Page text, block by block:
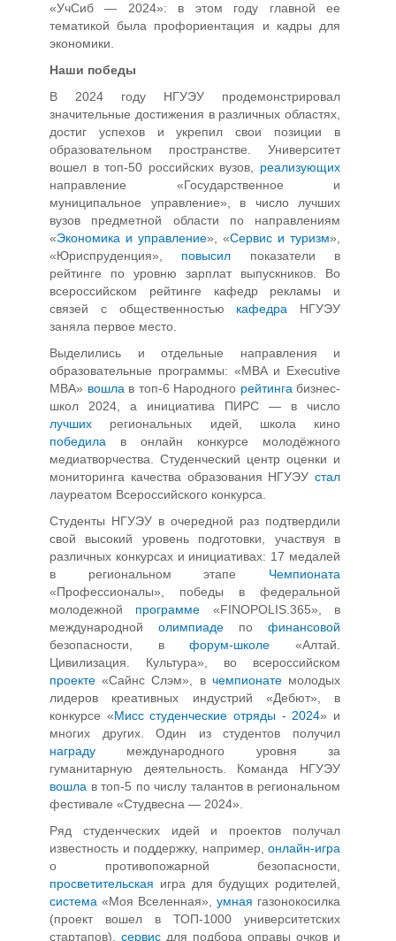
«УчСиб — 2024»: в этом году главной ее
тематикой была профориентация и кадры для
экономики.
Наши победы
В 2024 году НГУЭУ продемонстрировал
значительные достижения в различных областях,
достиг успехов и укрепил свои позиции в
образовательном пространстве. Университет
вошел в топ-50 российских вузов, реализующих
направление «Государственное и
муниципальное управление», в число лучших
вузов предметной области по направлениям
«Экономика и управление», «Сервис и туризм»,
«Юриспруденция», повысил показатели в
рейтинге по уровню зарплат выпускников. Во
всероссийском рейтинге кафедр рекламы и
связей с общественностью кафедра НГУЭУ
заняла первое место.
Выделились и отдельные направления и
образовательные программы: «МВА и Executive
MBA» вошла в топ-6 Народного рейтинга бизнес-
школ 2024, а инициатива ПИРС — в число
лучших региональных идей, школа кино
победила в онлайн конкурсе молодёжного
медиатворчества. Студенческий центр оценки и
мониторинга качества образования НГУЭУ стал
лауреатом Всероссийского конкурса.
Студенты НГУЭУ в очередной раз подтвердили
свой высокий уровень подготовки, участвуя в
различных конкурсах и инициативах: 17 медалей
в региональном этапе Чемпионата
«Профессионалы», победы в федеральной
молодежной программе «FINOPOLIS.365», в
международной олимпиаде по финансовой
безопасности, вфорум-школе «Алтай.
Цивилизация. Культура», во всероссийском
проекте «Сайнс Слэм», в чемпионатемолодых
лидеров креативных индустрий «Дебют», в
конкурсе «Мисс студенческие отряды - 2024» и
многих других. Один из студентов получил
награду международного уровня за
гуманитарную деятельность. Команда НГУЭУ
вошла в топ-5 по числу талантов в региональном
фестивале «Студвесна — 2024».
Ряд студенческих идей и проектов получал
известность и поддержку, например, онлайн-игра
о противопожарной безопасности,
просветительская игра для будущих родителей,
система «Моя Вселенная», умная газонокосилка
(проект вошел в ТОП-1000 университетских
стартапов), сервис для подбора оправы очков и